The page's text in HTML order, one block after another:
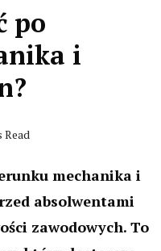
po
i
Read
mechanika i
absolwentami
zawodowych. To